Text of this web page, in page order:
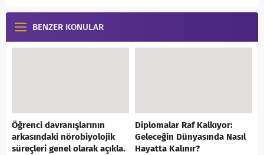
BENZER KONULAR
Öğrenci davranışlarının
arkasındaki nörobiyolojik
süreçleri genel olarak açıkla.
Diplomalar Raf Kalkıyor:
Geleceğin Dünyasında Nasıl
Hayatta Kalınır?